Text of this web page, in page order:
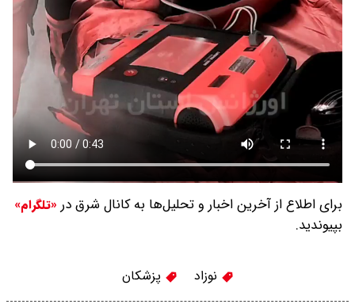
برای اطلاع از آخرین اخبار و تحلیل‌ها به کانال شرق در «تلگرام»
بپیوندید.
نوزاد پزشکان